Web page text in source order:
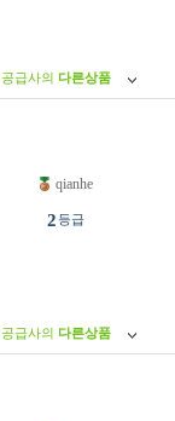
공급사의 다른상품
qianhe
2등급
공급사의 다른상품